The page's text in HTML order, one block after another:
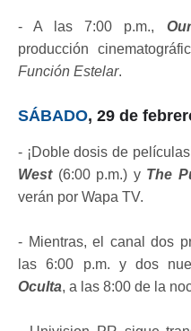
- A las 7:00 p.m.,
producción
Función Estelar.
SÁBADO, 29 de
- ¡Doble dosis de
West(6:00 p.m.) y The
verán por Wapa TV.
- Mientras, el canal dos
las 6:00 p.m. y dos
Oculta, a las 8:00 de la